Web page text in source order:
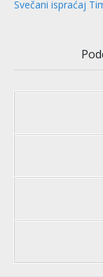
Svečani ispraćaj